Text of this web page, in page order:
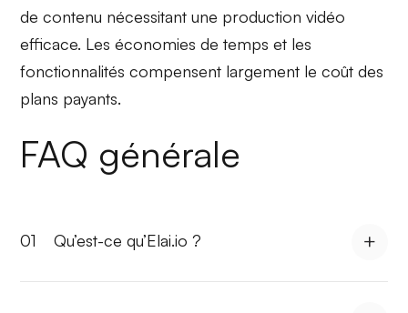
de contenu nécessitant une production vidéo
efficace. Les économies de temps et les
fonctionnalités compensent largement le coût des
plans payants.
FAQ générale
01 Qu’est-ce qu’Elai.io ?